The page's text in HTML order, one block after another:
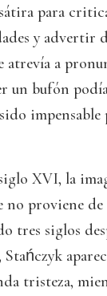
para
y advertir
atrevía a
un bufón
impensable
XVI, la
no proviene de
tres siglos
tristeza,